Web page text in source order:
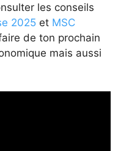
les conseils
2025 et MSC
de ton prochain
mais aussi